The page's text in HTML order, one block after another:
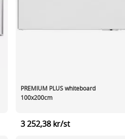
PREMIUM PLUS whiteboard
100x200cm
3 252,38 kr/st